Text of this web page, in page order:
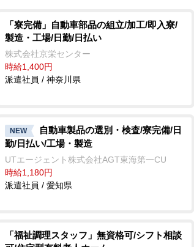
t
e
「寮完備」自動車部品の組立/加工/即入寮/
製造・工場/日勤/日払い
株式会社京栄センター
時給1,400円
派遣社員 / 神奈川県
NEW
自動車製品の選別・検査/寮完備/日
勤/日払い/工場・製造
UTエージェント株式会社AGT東海第一CU
時給1,180円
派遣社員 / 愛知県
「福祉調理スタッフ」無資格可/シフト相談